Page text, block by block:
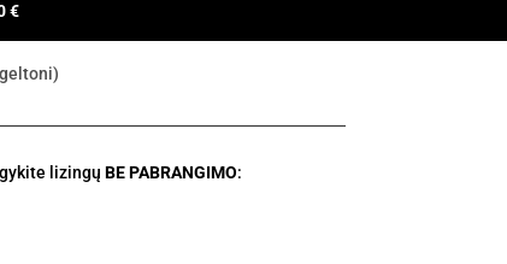
€
lizingų BE PABRANGIMO: